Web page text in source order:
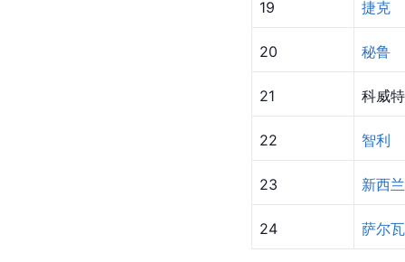
19 捷克
20 秘鲁
21 科威特
22 智利
23 新西兰
24 萨尔